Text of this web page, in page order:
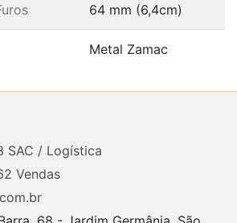
64 mm (6,4cm)
Metal Zamac